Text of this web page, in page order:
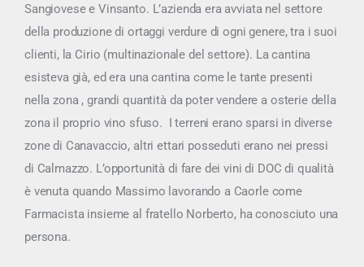
Sangiovese e Vinsanto. L’azienda era avviata nel settore
della produzione di ortaggi verdure di ogni genere, tra i suoi
clienti, la Cirio (multinazionale del settore). La cantina
esisteva già, ed era una cantina come le tante presenti
nella zona , grandi quantità da poter vendere a osterie della
zona il proprio vino sfuso. I terreni erano sparsi in diverse
zone di Canavaccio, altri ettari posseduti erano nei pressi
di Calmazzo. L’opportunità di fare dei vini di DOC di qualità
è venuta quando Massimo lavorando a Caorle come
Farmacista insieme al fratello Norberto, ha conosciuto una
persona.